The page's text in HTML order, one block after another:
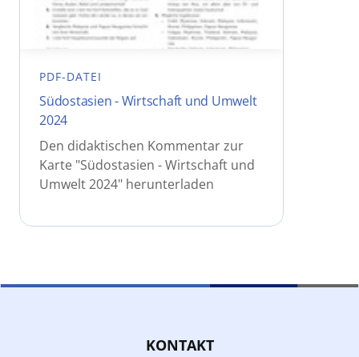
PDF-DATEI
Südostasien - Wirtschaft und Umwelt
2024
Den didaktischen Kommentar zur
Karte "Südostasien - Wirtschaft und
Umwelt 2024" herunterladen
KONTAKT